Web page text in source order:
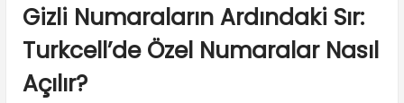
Gizli Numaraların Ardındaki Sır:
Turkcell’de Özel Numaralar Nasıl
Açılır?